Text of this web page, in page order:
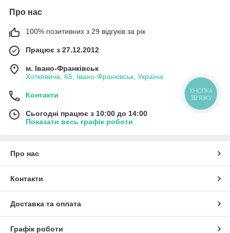
Про нас
100% позитивних з 29 відгуків за рік
Працює з 27.12.2012
м. Івано-Франківськ
Хоткевича, 65, Івано-Франківськ, Україна
Контакти
Сьогодні працює з 10:00 до 14:00
Показати весь графік роботи
Про нас
Контакти
Доставка та оплата
Графік роботи
КНОПКА
ЗВ'ЯЗКУ